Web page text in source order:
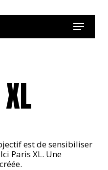
Menu
est de sensibiliser
Paris XL. Une